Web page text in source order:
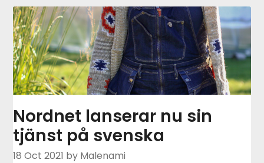
Nordnet lanserar nu sin
tjänst på svenska
18 Oct 2021 by Malenami